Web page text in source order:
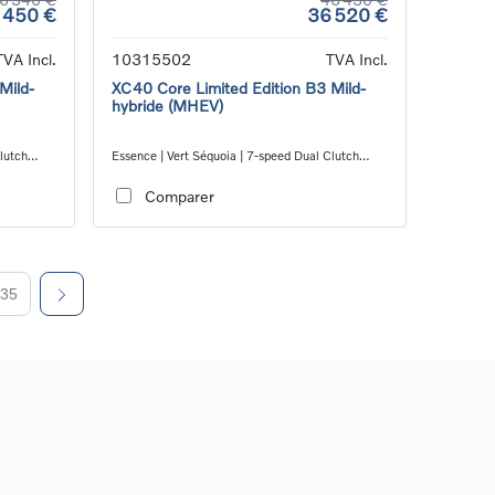
450 €
Incl.
36 520 €
10315502
TVA Incl.
XC40 Core Limited Edition B3 Mild-
hybride (MHEV)
Essence | Vert Séquoia | 7-speed Dual Clutch
Comparer
35